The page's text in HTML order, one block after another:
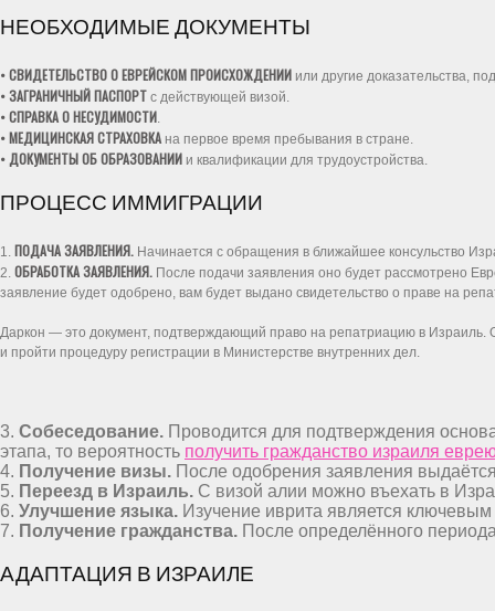
НЕОБХОДИМЫЕ ДОКУМЕНТЫ
• СВИДЕТЕЛЬСТВО О ЕВРЕЙСКОМ ПРОИСХОЖДЕНИИ или другие доказательства,
• ЗАГРАНИЧНЫЙ ПАСПОРТ с действующей визой.
• СПРАВКА О НЕСУДИМОСТИ.
• МЕДИЦИНСКАЯ СТРАХОВКА на первое время пребывания в стране.
• ДОКУМЕНТЫ ОБ ОБРАЗОВАНИИ и квалификации для трудоустройства.
ПРОЦЕСС ИММИГРАЦИИ
1. ПОДАЧА ЗАЯВЛЕНИЯ. Начинается с обращения в ближайшее консульство
2. ОБРАБОТКА ЗАЯВЛЕНИЯ. После подачи заявления оно будет рассмотрено
заявление будет одобрено, вам будет выдано свидетельство о праве на
Даркон — это документ, подтверждающий право на репатриацию в Израиль.
и пройти процедуру регистрации в Министерстве внутренних дел.
3. Собеседование. Проводится для подтверждения
этапа, то вероятность получить гражданство израиля
4. Получение визы. После одобрения заявления
5. Переезд в Израиль. С визой алии можно въехать в
6. Улучшение языка. Изучение иврита является
7. Получение гражданства. После определённого
АДАПТАЦИЯ В ИЗРАИЛЕ